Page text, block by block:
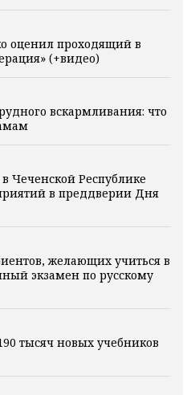
оценил проходящий в
(+видео)
вскармливания: что
Чеченской Республике
в преддверии Дня
желающих учиться в
экзамен по русскому
тысяч новых учебников